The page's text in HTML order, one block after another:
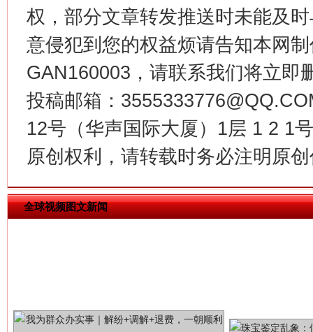
权，部分文章转发推送时未能及
意侵犯到您的权益烦请告知本网
GAN160003，请联系我们将立即
投稿邮箱：
12号（华声国际大厦）1层 1 2 1
原创权利，请转载时务必注明原
全球视频图文新闻
揭批美国五大"原罪" "炒